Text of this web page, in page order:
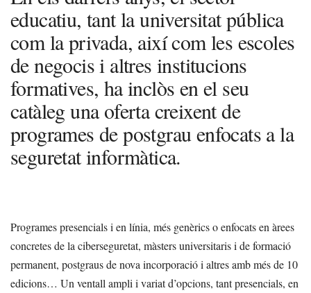
educatiu, tant la universitat pública
com la privada, així com les escoles
de negocis i altres institucions
formatives, ha inclòs en el seu
catàleg una oferta creixent de
programes de postgrau enfocats a la
seguretat informàtica.
Programes presencials i en línia, més genèrics o enfocats en àrees
concretes de la ciberseguretat, màsters universitaris i de formació
permanent, postgraus de nova incorporació i altres amb més de 10
edicions… Un ventall ampli i variat d’opcions, tant presencials, en